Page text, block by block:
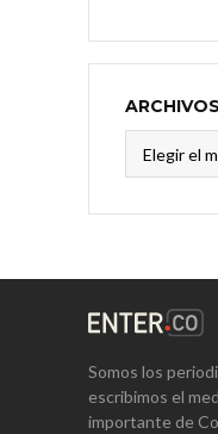
ARCHIVOS
Somos los
escribimos el
importante de